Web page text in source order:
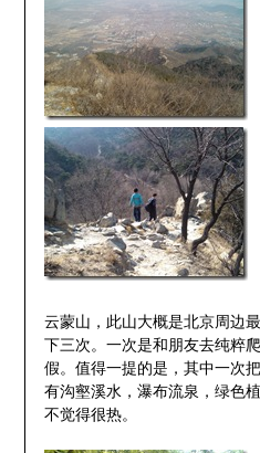
云蒙山，此山大概是北京周边
下三次。一次是和朋友去纯粹
假。值得一提的是，其中一次
有沟壑溪水，瀑布流泉，绿色
不觉得很热。